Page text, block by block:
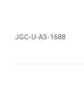
JGC-U-A5-1688